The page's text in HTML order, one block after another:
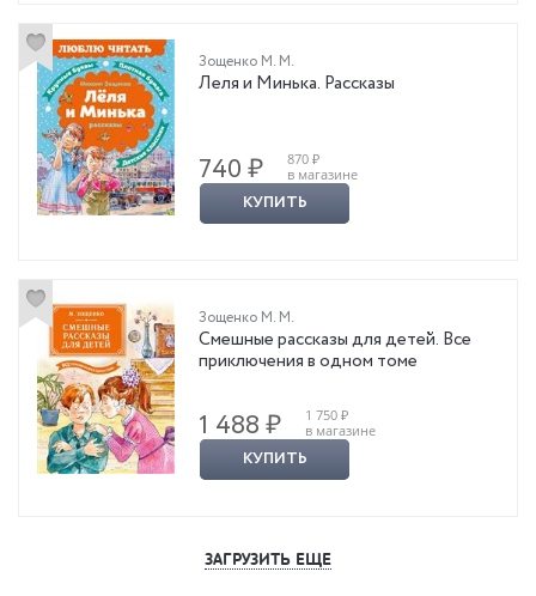
Зощенко М. М.
Леля и Минька. Рассказы
740 ₽
870 ₽
в магазине
КУПИТЬ
Зощенко М. М.
Смешные рассказы для детей. Все
приключения в одном томе
1 488 ₽
1 750 ₽
в магазине
КУПИТЬ
ЗАГРУЗИТЬ ЕЩЕ